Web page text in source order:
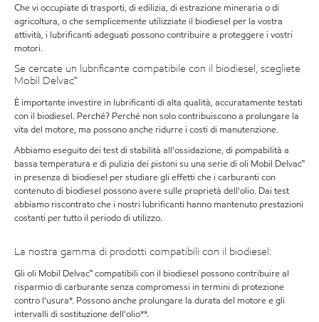
Che vi occupiate di trasporti, di edilizia, di estrazione mineraria o di
agricoltura, o che semplicemente utilizziate il biodiesel per la vostra
attività, i lubrificanti adeguati possono contribuire a proteggere i vostri
motori.
Se cercate un lubrificante compatibile con il biodiesel, scegliete
Mobil Delvac™
È importante investire in lubrificanti di alta qualità, accuratamente testati
con il biodiesel. Perché? Perché non solo contribuiscono a prolungare la
vita del motore, ma possono anche ridurre i costi di manutenzione.
Abbiamo eseguito dei test di stabilità all'ossidazione, di pompabilità a
bassa temperatura e di pulizia dei pistoni su una serie di oli Mobil Delvac™
in presenza di biodiesel per studiare gli effetti che i carburanti con
contenuto di biodiesel possono avere sulle proprietà dell'olio. Dai test
abbiamo riscontrato che i nostri lubrificanti hanno mantenuto prestazioni
costanti per tutto il periodo di utilizzo.
La nostra gamma di prodotti compatibili con il biodiesel:
Gli oli Mobil Delvac™ compatibili con il biodiesel possono contribuire al
risparmio di carburante senza compromessi in termini di protezione
contro l'usura*. Possono anche prolungare la durata del motore e gli
intervalli di sostituzione dell'olio**.